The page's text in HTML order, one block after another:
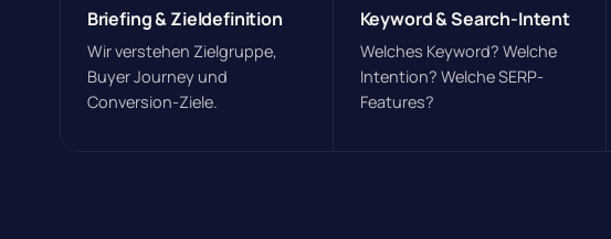
Briefing & Zieldefinition
Wir verstehen Zielgruppe,
Buyer Journey und
Conversion-Ziele.
Keyword & Search-Intent
Welches Keyword? Welche
Intention? Welche SERP-
Features?